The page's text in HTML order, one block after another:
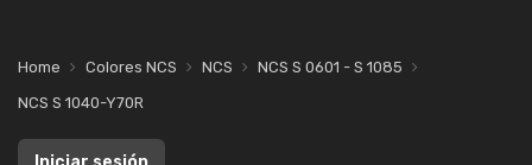
Home Colores NCS NCS
NCS S 0601 - S 1085
NCS S 1040-Y70R